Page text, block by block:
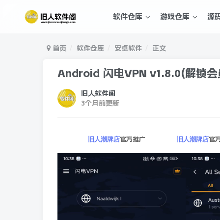
软件仓库 游戏仓库 源
首页 软件仓库 安卓软件 正文
Android 闪电VPN v1.8.0(解锁
旧人软件阁
3个月前更新
旧人潮牌店官方推广 旧人潮牌店官